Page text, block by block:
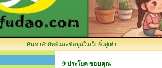
ค้นหาคำศัพท์และข้อมูลในเว็บจิ๋วฝูเต่า
9 ประโยค ขอบคุณ